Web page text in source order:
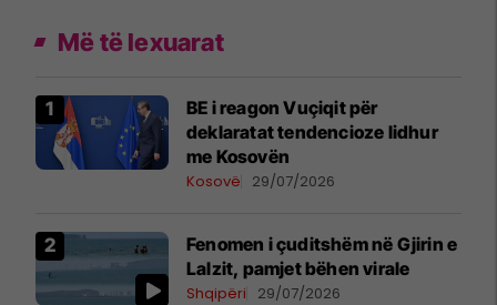
Më të lexuarat
BE i reagon Vuçiqit për
deklaratat tendencioze lidhur
me Kosovën
Kosovë 29/07/2026
Fenomen i çuditshëm në Gjirin e
Lalzit, pamjet bëhen virale
Shqipëri 29/07/2026